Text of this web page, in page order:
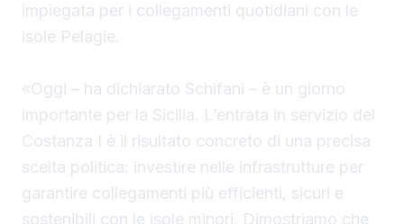
impiegata per i collegamenti quotidiani con le
isole Pelagie.
«Oggi – ha dichiarato Schifani – è un giorno
importante per la Sicilia. L’entrata in servizio del
Costanza I è il risultato concreto di una precisa
scelta politica: investire nelle infrastrutture per
garantire collegamenti più efficienti, sicuri e
sostenibili con le isole minori. Dimostriamo che